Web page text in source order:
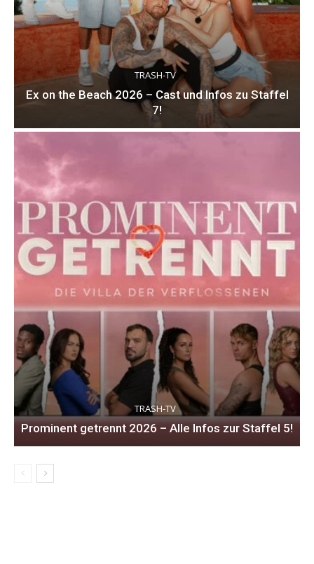
TRASH-TV
Ex on the Beach 2026 – Cast und Infos zu Staffel
7!
TRASH-TV
Prominent getrennt 2026 – Alle Infos zur Staffel 5!